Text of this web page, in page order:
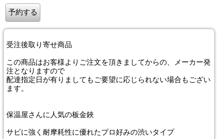
受注後取り寄せ商品
この商品はお客様よりご注文を頂きましてからの、メーカー発
注となりますので
配達指定日が有りましてもご要望に応じられない場合もござい
ます。
保温屋さんに人気の板金鋏
サビに強く耐摩耗性に優れたプロ好みの渋いタイプ